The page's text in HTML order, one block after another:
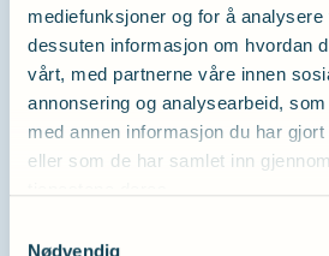
mediefunksjoner og for å
dessuten informasjon om hvordan
vårt, med partnerne våre innen
annonsering og analysearbeid,
med annen informasjon du har
eller som de har samlet inn
Nødvendig
Les mer